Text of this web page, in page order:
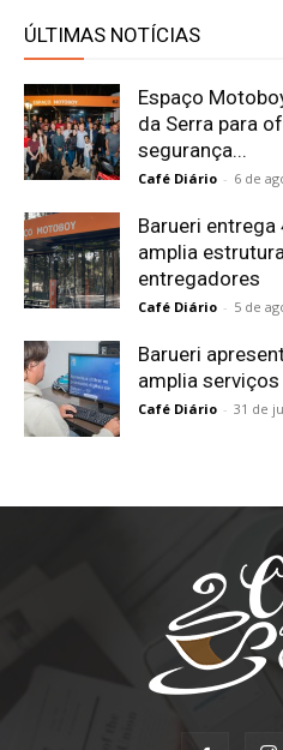
ÚLTIMAS NOTÍCIAS
Espaço
da Serra para
segurança...
Café Diário - 6 de
Barueri entrega
amplia
entregadores
Café Diário - 5 de
Barueri
amplia
Café Diário - 31 de